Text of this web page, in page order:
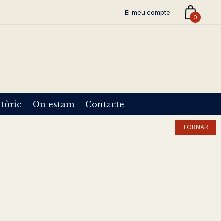
El meu compte
0
On estam Contacte
TORNAR